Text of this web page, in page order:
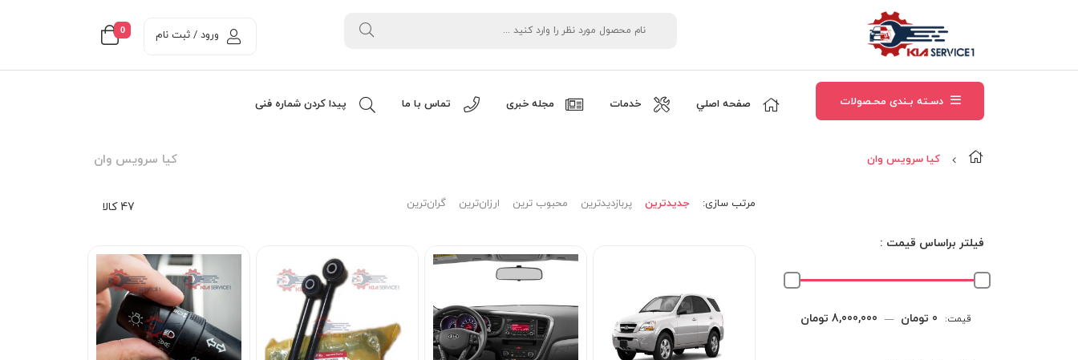
0 ورود / ثبت نام
دسـته بـندی محـصولات صفحه اصلي خدمات مجله خبری تماس با ما پیدا کردن شماره فنی
کيا سرويس وان کيا سرويس وان
فیلتر براساس قیمت :
حداقل
حداکثر
قیمت: 0 تومان — 8,000,000 تومان
47 کالا مرتب‌ سازی: جدیدترین پربازدیدترین محبوب ترین ارزان‌ترین گران‌ترین